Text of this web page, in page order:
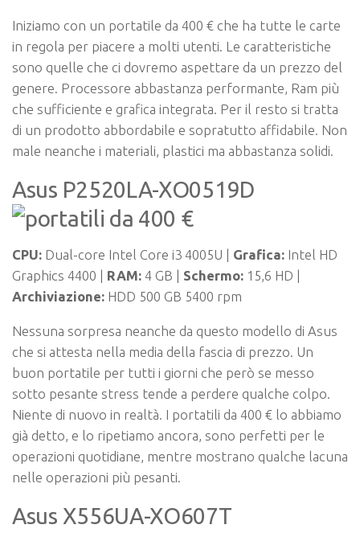
Iniziamo con un portatile da 400 € che ha tutte le carte
in regola per piacere a molti utenti. Le caratteristiche
sono quelle che ci dovremo aspettare da un prezzo del
genere. Processore abbastanza performante, Ram più
che sufficiente e grafica integrata. Per il resto si tratta
di un prodotto abbordabile e sopratutto affidabile. Non
male neanche i materiali, plastici ma abbastanza solidi.
Asus P2520LA-XO0519D
CPU: Dual-core Intel Core i3 4005U | Grafica: Intel HD
Graphics 4400 | RAM: 4 GB | Schermo: 15,6 HD |
Archiviazione: HDD 500 GB 5400 rpm
Nessuna sorpresa neanche da questo modello di Asus
che si attesta nella media della fascia di prezzo. Un
buon portatile per tutti i giorni che però se messo
sotto pesante stress tende a perdere qualche colpo.
Niente di nuovo in realtà. I portatili da 400 € lo abbiamo
già detto, e lo ripetiamo ancora, sono perfetti per le
operazioni quotidiane, mentre mostrano qualche lacuna
nelle operazioni più pesanti.
Asus X556UA-XO607T